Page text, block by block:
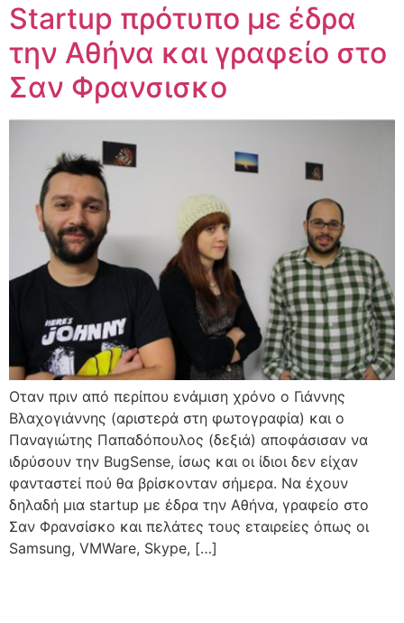
Startup πρότυπο με έδρα
την Αθήνα και γραφείο στο
Σαν Φρανσισκο
Οταν πριν από περίπου ενάμιση χρόνο ο Γιάννης
Βλαχογιάννης (αριστερά στη φωτογραφία) και ο
Παναγιώτης Παπαδόπουλος (δεξιά) αποφάσισαν να
ιδρύσουν την BugSense, ίσως και οι ίδιοι δεν είχαν
φανταστεί πού θα βρίσκονταν σήμερα. Να έχουν
δηλαδή μια startup με έδρα την Αθήνα, γραφείο στο
Σαν Φρανσίσκο και πελάτες τους εταιρείες όπως οι
Samsung, VMWare, Skype, […]